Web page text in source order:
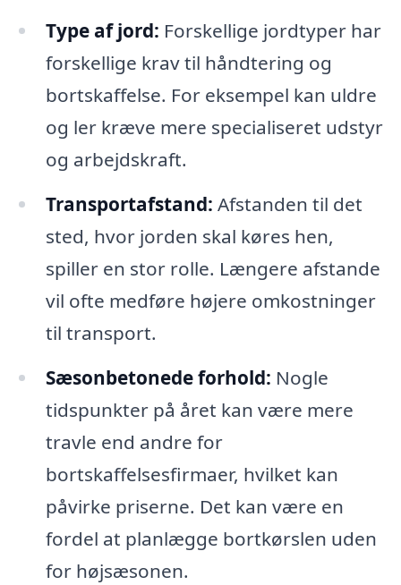
Type af jord: Forskellige jordtyper har
forskellige krav til håndtering og
bortskaffelse. For eksempel kan uldre
og ler kræve mere specialiseret udstyr
og arbejdskraft.
Transportafstand: Afstanden til det
sted, hvor jorden skal køres hen,
spiller en stor rolle. Længere afstande
vil ofte medføre højere omkostninger
til transport.
Sæsonbetonede forhold: Nogle
tidspunkter på året kan være mere
travle end andre for
bortskaffelsesfirmaer, hvilket kan
påvirke priserne. Det kan være en
fordel at planlægge bortkørslen uden
for højsæsonen.